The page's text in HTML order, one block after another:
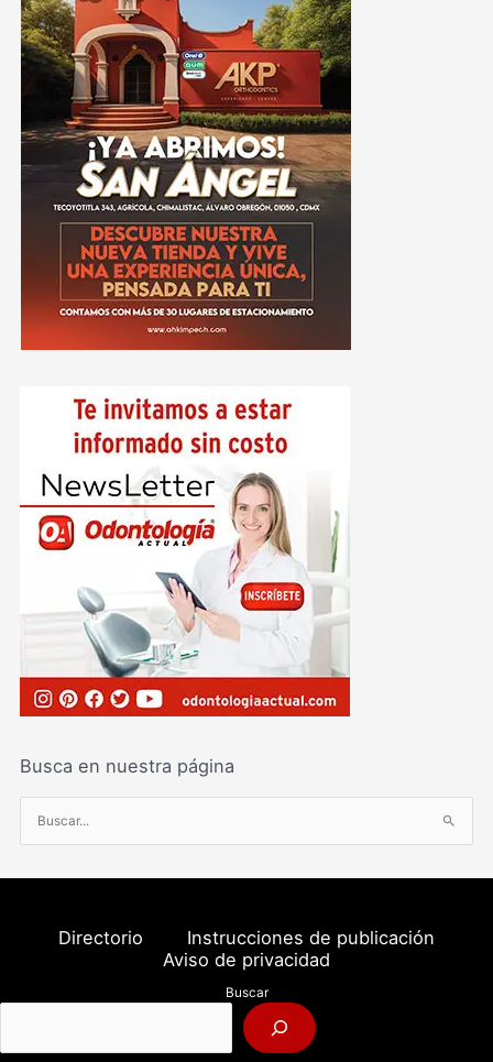
Busca en nuestra página
u
s
o
:
Directorio
Instrucciones de publicación
Aviso de privacidad
Buscar